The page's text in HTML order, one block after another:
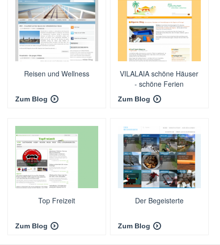
Reisen und Wellness
Zum Blog
VILALAIA schöne Häuser
- schöne Ferien
Zum Blog
Top Freizeit
Zum Blog
Der Begeisterte
Zum Blog